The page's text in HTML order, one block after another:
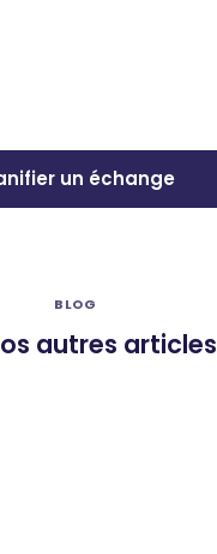
un échange
BLOG
autres articles